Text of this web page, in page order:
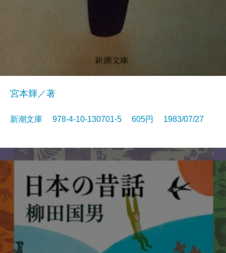
宮本輝／著
新潮文庫 978-4-10-130701-5 605円 1983/07/27